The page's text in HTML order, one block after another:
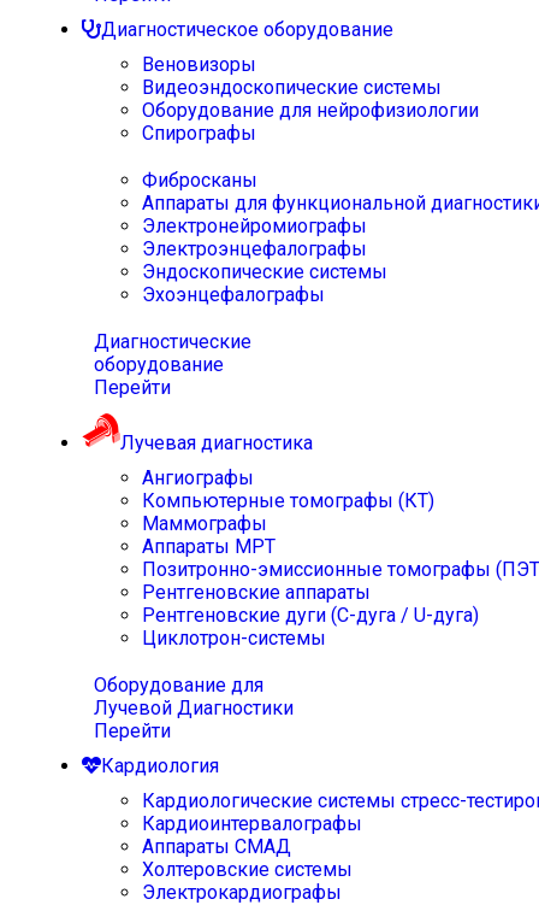
Диагностическое оборудование
Веновизоры
Видеоэндоскопические системы
Оборудование для нейрофизиологии
Спирографы
Фибросканы
Аппараты для функциональной
Электронейромиографы
Электроэнцефалографы
Эндоскопические системы
Эхоэнцефалографы
Диагностические
оборудование
Перейти
Лучевая диагностика
Ангиографы
Компьютерные томографы (КТ)
Маммографы
Аппараты МРТ
Позитронно-эмиссионные томографы
Рентгеновские аппараты
Рентгеновские дуги (С-дуга / U-дуга)
Циклотрон-системы
Оборудование для
Лучевой Диагностики
Перейти
Кардиология
Кардиологические системы стресс-
Кардиоинтервалографы
Аппараты СМАД
Холтеровские системы
Электрокардиографы